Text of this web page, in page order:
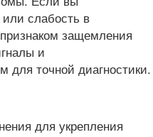
слабость в
защемления
и
для точной диагностики.
для укрепления